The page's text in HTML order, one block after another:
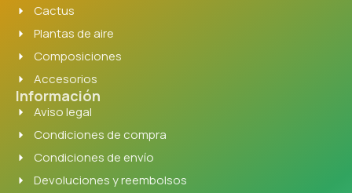
Cactus
Plantas de aire
Composiciones
Accesorios
Información
Aviso legal
Condiciones de compra
Condiciones de envío
Devoluciones y reembolsos